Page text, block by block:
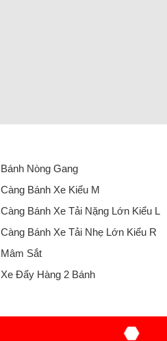
Bánh Nòng Gang
Càng Bánh Xe Kiểu M
Càng Bánh Xe Tải Nặng Lớn Kiểu L
Càng Bánh Xe Tải Nhẹ Lớn Kiểu R
Mâm Sắt
Xe Đẩy Hàng 2 Bánh